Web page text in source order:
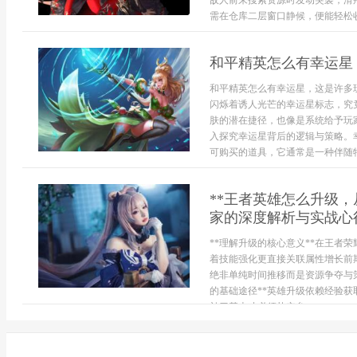
需在仓库二层窗口静候，便能轻松
和平精英怎么有幸运
和平精英怎么有幸运星，这是许
闪烁着诱人光芒的幸运星标志，
肤的潜在捷径，也像是系统给予
入探究幸运星背后的逻辑与策略
可购买的道具，它通常是一种伴随
**王者英雄怎么升级
家的深度解析与实战
**理解升级的核心意义**在王者荣
着技能强化更直接关联属性增长
绝非单纯时间推移而是资源争夺
的基础途径**英雄升级依赖经验
补刀基本功必须扎实参...